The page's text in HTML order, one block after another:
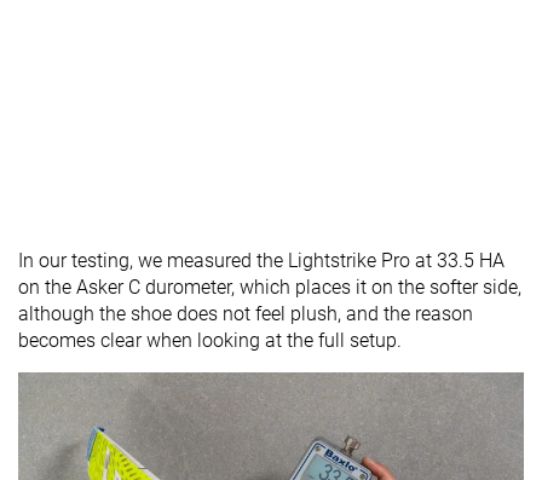
In our testing, we measured the Lightstrike Pro at 33.5 HA
on the Asker C durometer, which places it on the softer side,
although the shoe does not feel plush, and the reason
becomes clear when looking at the full setup.